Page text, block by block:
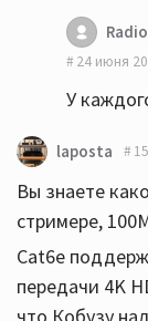
Ведь
того,
24 июня
У
laposta
Вы знаете
стримере,
Cat6e
передачи 4K
что Кобузу